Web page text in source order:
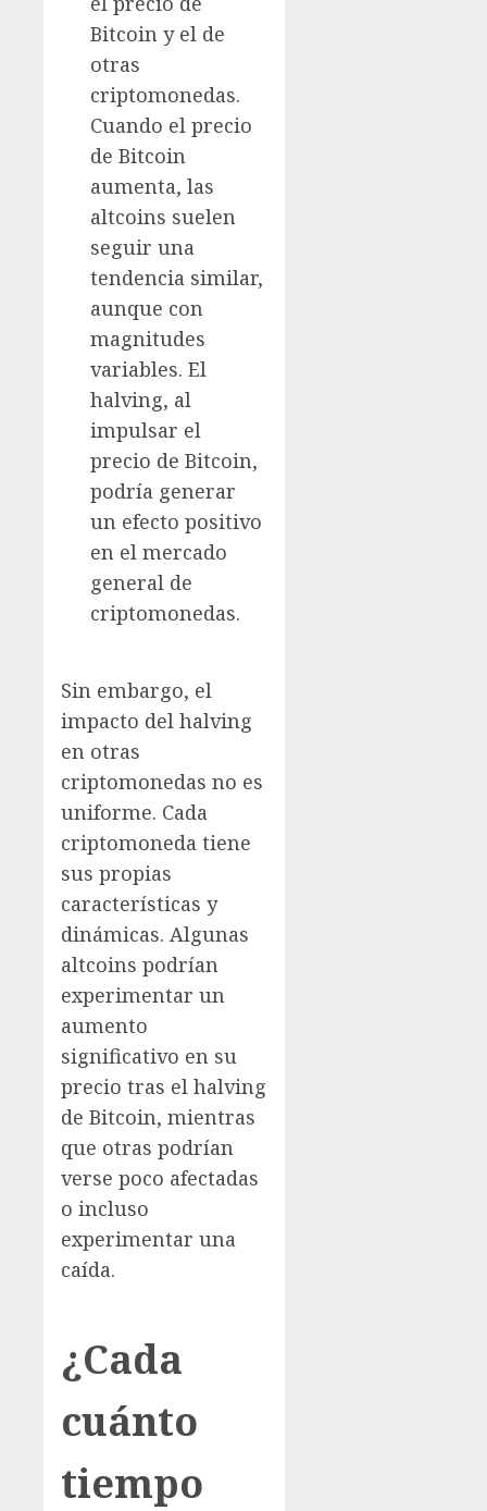
Bitcoin y el de
otras
criptomonedas.
Cuando el precio
de Bitcoin
aumenta, las
altcoins suelen
seguir una
tendencia similar,
aunque con
magnitudes
variables. El
halving, al
impulsar el
precio de Bitcoin,
podría generar
un efecto positivo
en el mercado
general de
criptomonedas.
Sin embargo, el
impacto del halving
en otras
criptomonedas no es
uniforme. Cada
criptomoneda tiene
sus propias
características y
dinámicas. Algunas
altcoins podrían
experimentar un
aumento
significativo en su
precio tras el halving
de Bitcoin, mientras
que otras podrían
verse poco afectadas
o incluso
experimentar una
caída.
¿Cada
cuánto
tiempo